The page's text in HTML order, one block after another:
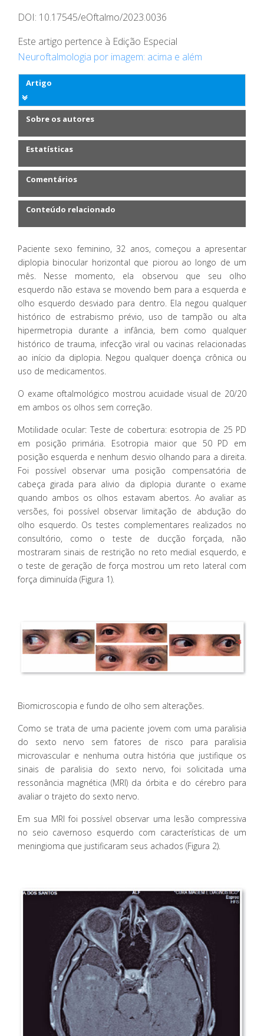
DOI: 10.17545/eOftalmo/2023.0036
Este artigo pertence à Edição Especial
Neuroftalmologia por imagem: acima e além
Artigo
Sobre os autores
Estatísticas
Comentários
Conteúdo relacionado
Paciente sexo feminino, 32 anos, começou a apresentar
diplopia binocular horizontal que piorou ao longo de um
mês. Nesse momento, ela observou que seu olho
esquerdo não estava se movendo bem para a esquerda e
olho esquerdo desviado para dentro. Ela negou qualquer
histórico de estrabismo prévio, uso de tampão ou alta
hipermetropia durante a infância, bem como qualquer
histórico de trauma, infecção viral ou vacinas relacionadas
ao início da diplopia. Negou qualquer doença crônica ou
uso de medicamentos.
O exame oftalmológico mostrou acuidade visual de 20/20
em ambos os olhos sem correção.
Motilidade ocular: Teste de cobertura: esotropia de 25 PD
em posição primária. Esotropia maior que 50 PD em
posição esquerda e nenhum desvio olhando para a direita.
Foi possível observar uma posição compensatória de
cabeça girada para alivio da diplopia durante o exame
quando ambos os olhos estavam abertos. Ao avaliar as
versões, foi possível observar limitação de abdução do
olho esquerdo. Os testes complementares realizados no
consultório, como o teste de ducção forçada, não
mostraram sinais de restrição no reto medial esquerdo, e
o teste de geração de força mostrou um reto lateral com
força diminuída (Figura 1).
Biomicroscopia e fundo de olho sem alterações.
Como se trata de uma paciente jovem com uma paralisia
do sexto nervo sem fatores de risco para paralisia
microvascular e nenhuma outra história que justifique os
sinais de paralisia do sexto nervo, foi solicitada uma
ressonância magnética (MRI) da órbita e do cérebro para
avaliar o trajeto do sexto nervo.
Em sua MRI foi possível observar uma lesão compressiva
no seio cavernoso esquerdo com características de um
meningioma que justificaram seus achados (Figura 2).